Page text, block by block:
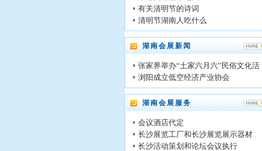
有关清明节的诗词
清明节湖南人吃什么
湖南会展新闻
张家界举办“土家六月六”民俗文化活
浏阳成立低空经济产业协会
湖南会展服务
会议酒店代定
长沙展览工厂和长沙展览展示器材
长沙活动策划和论坛会议执行